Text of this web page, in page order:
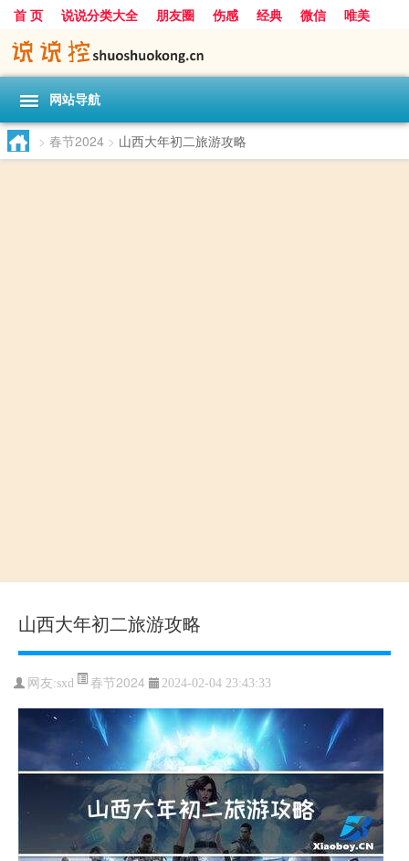
首 页 说说分类大全 朋友圈 伤感 经典 微信
唯美
励志
爱情 搞笑
网站导航
> 春节2024 > 山西大年初二旅游攻略
山西大年初二旅游攻略
网友:sxd 春节2024 2024-02-04 23:43:33